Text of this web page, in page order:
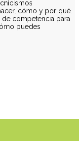
cómo y por qué.
competencia para
puedes